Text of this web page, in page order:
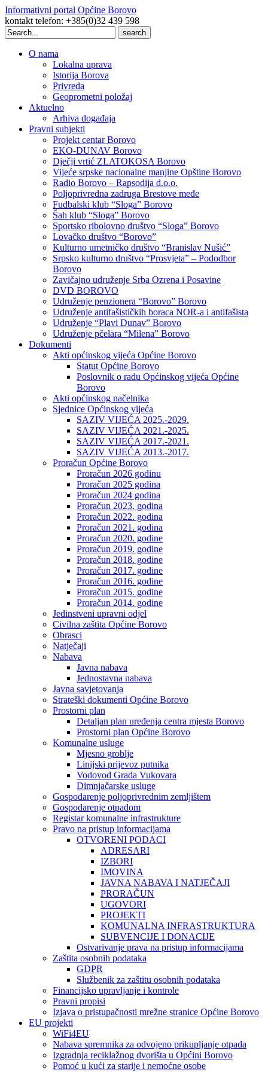
Informativni portal Općine Borovo
kontakt telefon: +385(0)32 439 598
Search
for:
O nama
Lokalna uprava
Istorija Borova
Privreda
Geoprometni položaj
Aktuelno
Arhiva događaja
Pravni subjekti
Projekt centar Borovo
EKO-DUNAV Borovo
Dječji vrtić ZLATOKOSA Borovo
Vijeće srpske nacionalne manjine Opštine Borovo
Radio Borovo – Rapsodija d.o.o.
Poljoprivredna zadruga Brestove međe
Fudbalski klub “Sloga” Borovo
Šah klub “Sloga” Borovo
Sportsko ribolovno društvo “Sloga” Borovo
Lovačko društvo “Borovo”
Kulturno umetničko društvo “Branislav Nušić”
Srpsko kulturno društvo “Prosvjeta” – Pododbor
Borovo
Zavičajno udruženje Srba Ozrena i Posavine
DVD BOROVO
Udruženje penzionera “Borovo” Borovo
Udruženje antifašističkih boraca NOR-a i antifašista
Udruženje “Plavi Dunav” Borovo
Udruženje pčelara “Milena” Borovo
Dokumenti
Akti općinskog vijeća Općine Borovo
Statut Općine Borovo
Poslovnik o radu Općinskog vijeća Općine
Borovo
Akti općinskog načelnika
Sjednice Općinskog vijeća
SAZIV VIJEĆA 2025.-2029.
SAZIV VIJEĆA 2021.-2025.
SAZIV VIJEĆA 2017.-2021.
SAZIV VIJEĆA 2013.-2017.
Proračun Općine Borovo
Proračun 2026 godinu
Proračun 2025 godina
Proračun 2024 godina
Proračun 2023. godina
Proračun 2022. godina
Proračun 2021. godina
Proračun 2020. godine
Proračun 2019. godine
Proračun 2018. godine
Proračun 2017. godine
Proračun 2016. godine
Proračun 2015. godine
Proračun 2014. godine
Jedinstveni upravni odjel
Civilna zaštita Općine Borovo
Obrasci
Natječaji
Nabava
Javna nabava
Jednostavna nabava
Javna savjetovanja
Strateški dokumenti Općine Borovo
Prostorni plan
Detaljan plan uređenja centra mjesta Borovo
Prostorni plan Općine Borovo
Komunalne usluge
Mjesno groblje
Linijski prijevoz putnika
Vodovod Grada Vukovara
Dimnjačarske usluge
Gospodarenje poljoprivrednim zemljištem
Gospodarenje otpadom
Registar komunalne infrastrukture
Pravo na pristup informacijama
OTVORENI PODACI
ADRESARI
IZBORI
IMOVINA
JAVNA NABAVA I NATJEČAJI
PRORAČUN
UGOVORI
PROJEKTI
KOMUNALNA INFRASTRUKTURA
SUBVENCIJE I DONACIJE
Ostvarivanje prava na pristup informacijama
Zaštita osobnih podataka
GDPR
Službenik za zaštitu osobnih podataka
Financijsko upravljanje i kontrole
Pravni propisi
Izjava o pristupačnosti mrežne stranice Općine Borovo
EU projekti
WiFi4EU
Nabava spremnika za odvojeno prikupljanje otpada
Izgradnja reciklažnog dvorišta u Općini Borovo
Pomoć u kući za starije i nemoćne osobe